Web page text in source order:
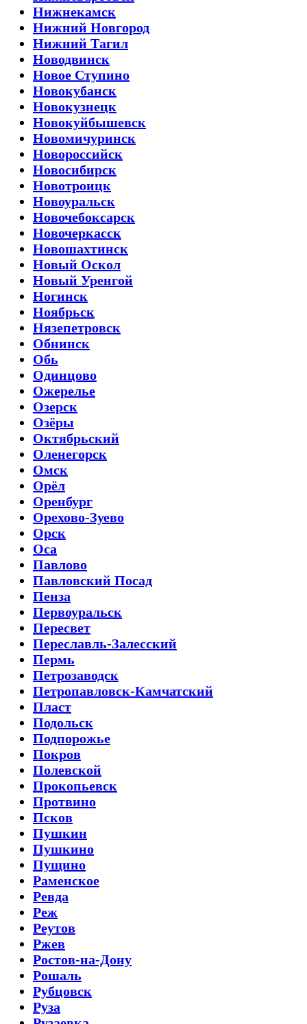
Нижнекамск
Нижний Новгород
Нижний Тагил
Новодвинск
Новое Ступино
Новокубанск
Новокузнецк
Новокуйбышевск
Новомичуринск
Новороссийск
Новосибирск
Новотроицк
Новоуральск
Новочебоксарск
Новочеркасск
Новошахтинск
Новый Оскол
Новый Уренгой
Ногинск
Ноябрьск
Нязепетровск
Обнинск
Обь
Одинцово
Ожерелье
Озерск
Озёры
Октябрьский
Оленегорск
Омск
Орёл
Оренбург
Орехово-Зуево
Орск
Оса
Павлово
Павловский Посад
Пенза
Первоуральск
Пересвет
Переславль-Залесский
Пермь
Петрозаводск
Петропавловск-Камчатский
Пласт
Подольск
Подпорожье
Покров
Полевской
Прокопьевск
Протвино
Псков
Пушкин
Пушкино
Пущино
Раменское
Ревда
Реж
Реутов
Ржев
Ростов-на-Дону
Рошаль
Рубцовск
Руза